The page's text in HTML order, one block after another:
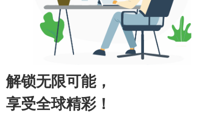
解锁无限可能，
享受全球精彩！